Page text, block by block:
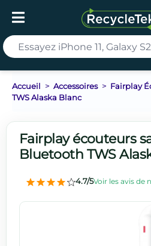
Accueil Accessoires
Fairplay
TWS Alaska Blanc
Fairplay écouteurs
Bluetooth TWS
4.7/5Voir les avis de